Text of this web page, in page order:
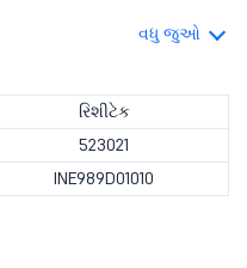
વધુ જુઓ
રિશીટેક
523021
INE989D01010